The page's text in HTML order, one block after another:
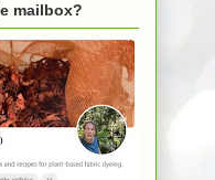
mailbox?